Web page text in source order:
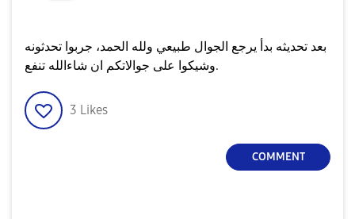
بعد تحديثه بدأ يرجع الجوال طبيعي ولله الحمد، جربوا تحدثونه
وشيكوا على جوالاتكم ان شاءالله تنفع.
3 Likes
COMMENT